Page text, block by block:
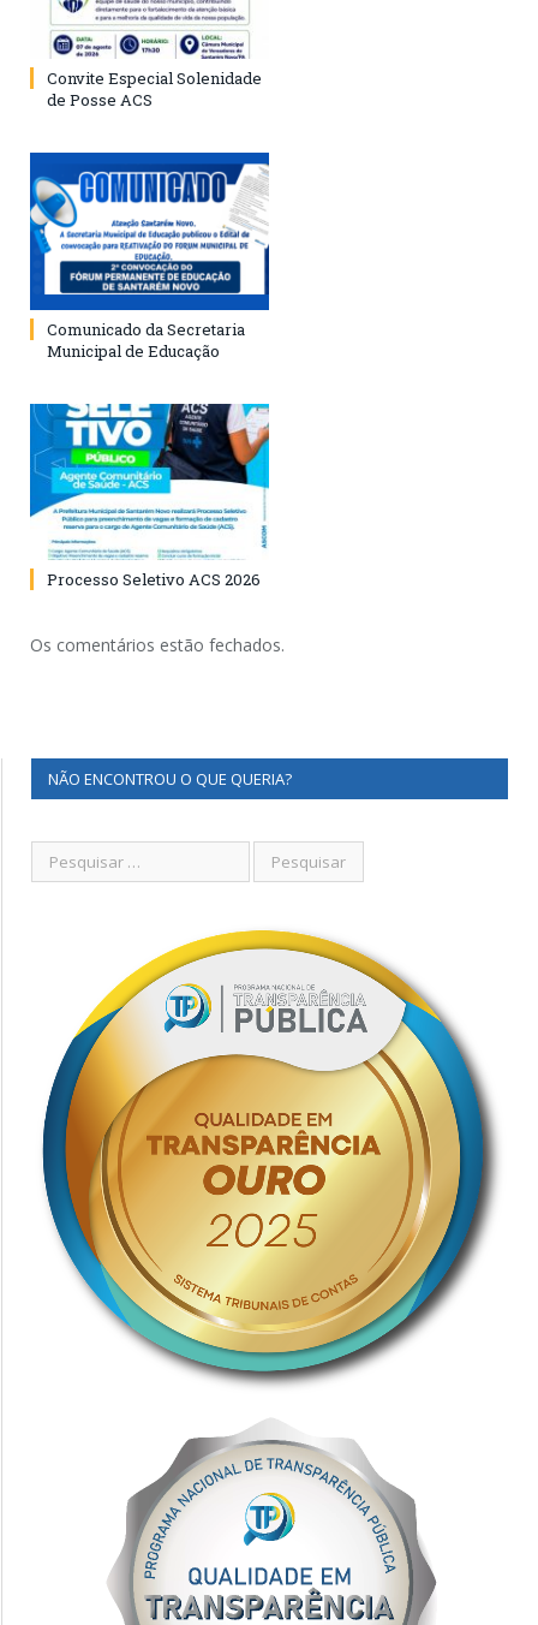
Convite Especial Solenidade
de Posse ACS
Comunicado da Secretaria
Municipal de Educação
Processo Seletivo ACS 2026
Os comentários estão fechados.
NÃO ENCONTROU O QUE QUERIA?